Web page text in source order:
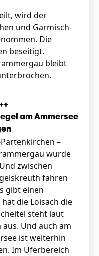
wird der
und Garmisch-
Die
beseitigt.
bleibt
am Ammersee
–
wurde
zwischen
fahren
gibt einen
die Loisach die
steht laut
Und auch am
ist weiterhin
Im Uferbereich